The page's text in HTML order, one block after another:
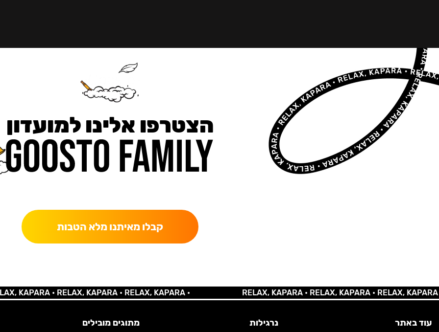
הצטרפו אלינו למועדון
קבלו מאיתנו מלא הטבות
•RELAX, KAPARA •RELAX, KAPARA • RELAX, KAPARA •RELAX, KAPARA •RELAX, KAPARA •
עוד באתר נרגילות מתוגים מובילים